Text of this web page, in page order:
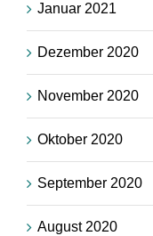
Januar 2021
Dezember 2020
November 2020
Oktober 2020
September 2020
August 2020